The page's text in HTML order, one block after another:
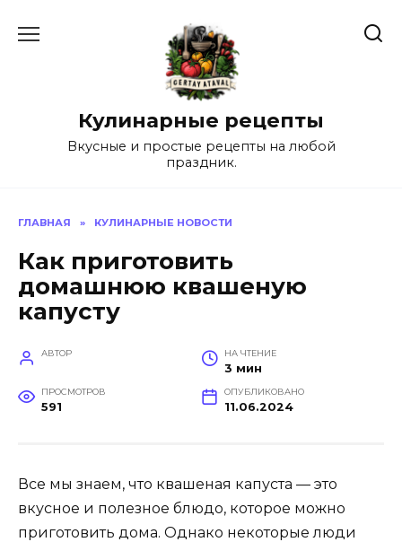
Кулинарные рецепты
Вкусные и простые рецепты на любой
праздник.
ГЛАВНАЯ » КУЛИНАРНЫЕ НОВОСТИ
Как приготовить
домашнюю квашеную
капусту
АВТОР НА ЧТЕНИЕ
3 мин
ПРОСМОТРОВ
591
ОПУБЛИКОВАНО
11.06.2024
Все мы знаем, что квашеная капуста — это
вкусное и полезное блюдо, которое можно
приготовить дома. Однако некоторые люди